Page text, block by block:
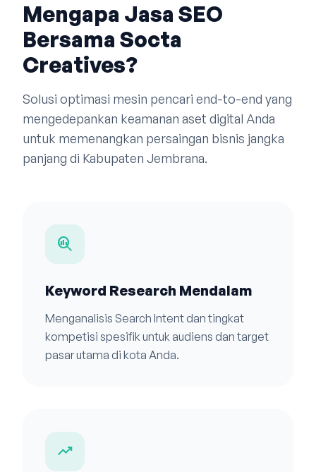
Mengapa Jasa SEO
Bersama Socta
Creatives?
Solusi optimasi mesin pencari end-to-end yang
mengedepankan keamanan aset digital Anda
untuk memenangkan persaingan bisnis jangka
panjang di Kabupaten Jembrana.
search_insights
Keyword Research Mendalam
Menganalisis Search Intent dan tingkat
kompetisi spesifik untuk audiens dan target
pasar utama di kota Anda.
trending_up